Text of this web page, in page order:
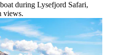
during Lysefjord Safari,
views.